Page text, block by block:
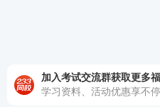
定心丸。
加入考试交流群获取更多
学习资料、活动优惠享不停